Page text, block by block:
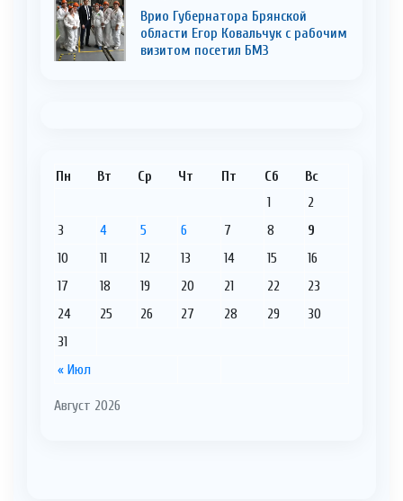
Врио Губернатора Брянской
области Егор Ковальчук с рабочим
визитом посетил БМЗ
Август 2026
Пн Вт Ср Чт Пт Сб Вс
« Июл
1
2
3
4 5 6 7 8
9
10
11 12 13 14 15
16
17
18 19 20 21 22
23
24
25 26 27 28 29
30
31